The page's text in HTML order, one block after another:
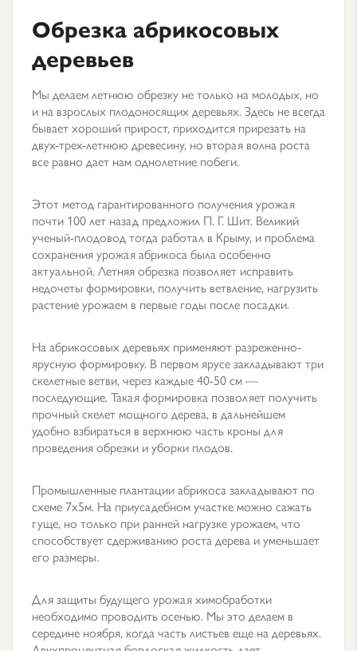
Обрезка абрикосовых
деревьев
Мы делаем летнюю обрезку не только на молодых, но
и на взрослых плодоносящих деревьях. Здесь не всегда
бывает хороший прирост, приходится прирезать на
двух-трех-летнюю древесину, но вторая волна роста
все равно дает нам однолетние побеги.
Этот метод гарантированного получения урожая
почти 100 лет назад предложил П. Г. Шит. Великий
ученый-плодовод тогда работал в Крыму, и проблема
сохранения урожая абрикоса была особенно
актуальной. Летняя обрезка позволяет исправить
недочеты формировки, получить ветвление, нагрузить
растение урожаем в первые годы после посадки.
На абрикосовых деревьях применяют разреженно-
ярусную формировку. В первом ярусе закладывают три
скелетные ветви, через каждые 40-50 см —
последующие. Такая формировка позволяет получить
прочный скелет мощного дерева, в дальнейшем
удобно взбираться в верхнюю часть кроны для
проведения обрезки и уборки плодов.
Промышленные плантации абрикоса закладывают по
схеме 7х5м. На приусадебном участке можно сажать
гуще, но только при ранней нагрузке урожаем, что
способствует сдерживанию роста дерева и уменьшает
его размеры.
Для защиты будущего урожая химобработки
необходимо проводить осенью. Мы это делаем в
середине ноября, когда часть листьев еще на деревьях.